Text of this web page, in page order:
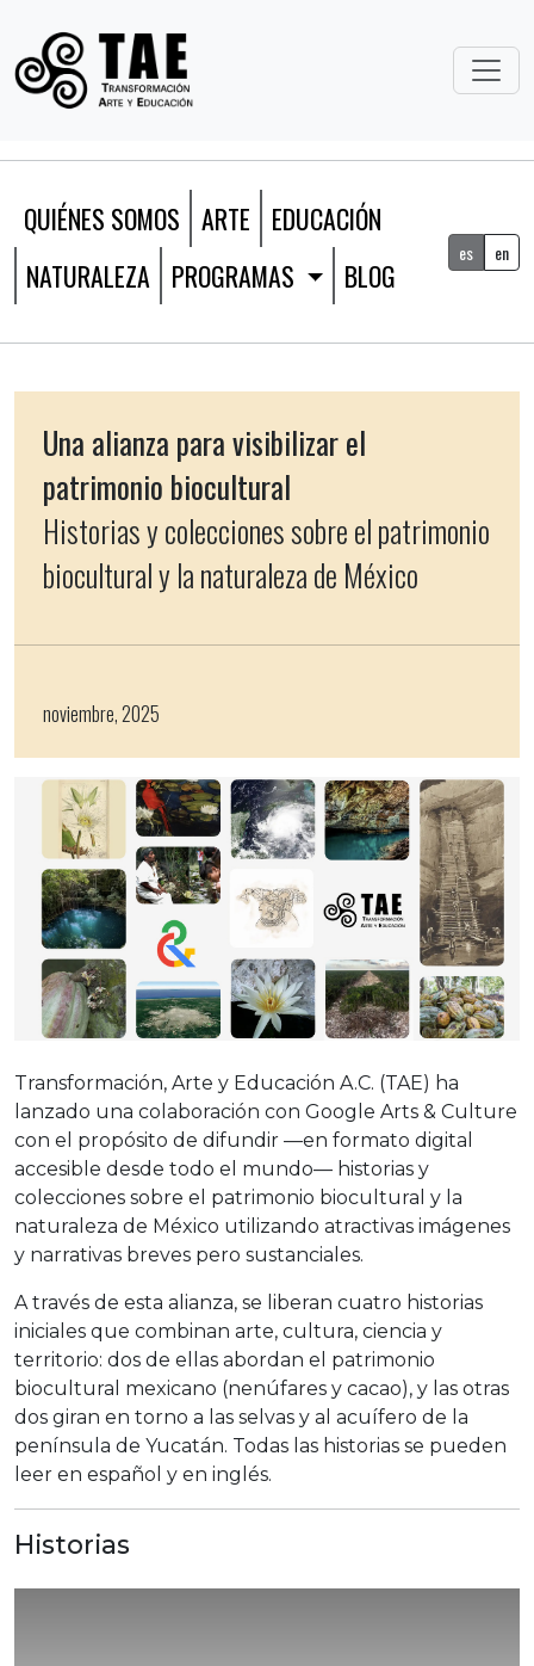
QUIÉNES SOMOS ARTE
EDUCACIÓN
NATURALEZA
PROGRAMAS BLOG
es en
Una alianza para visibilizar el
patrimonio biocultural
Historias y colecciones sobre el patrimonio
biocultural y la naturaleza de México
noviembre, 2025
Transformación, Arte y Educación A.C. (TAE) ha
lanzado una colaboración con Google Arts & Culture
con el propósito de difundir —en formato digital
accesible desde todo el mundo— historias y
colecciones sobre el patrimonio biocultural y la
naturaleza de México utilizando atractivas imágenes
y narrativas breves pero sustanciales.
A través de esta alianza, se liberan cuatro historias
iniciales que combinan arte, cultura, ciencia y
territorio: dos de ellas abordan el patrimonio
biocultural mexicano (nenúfares y cacao), y las otras
dos giran en torno a las selvas y al acuífero de la
península de Yucatán. Todas las historias se pueden
leer en español y en inglés.
Historias